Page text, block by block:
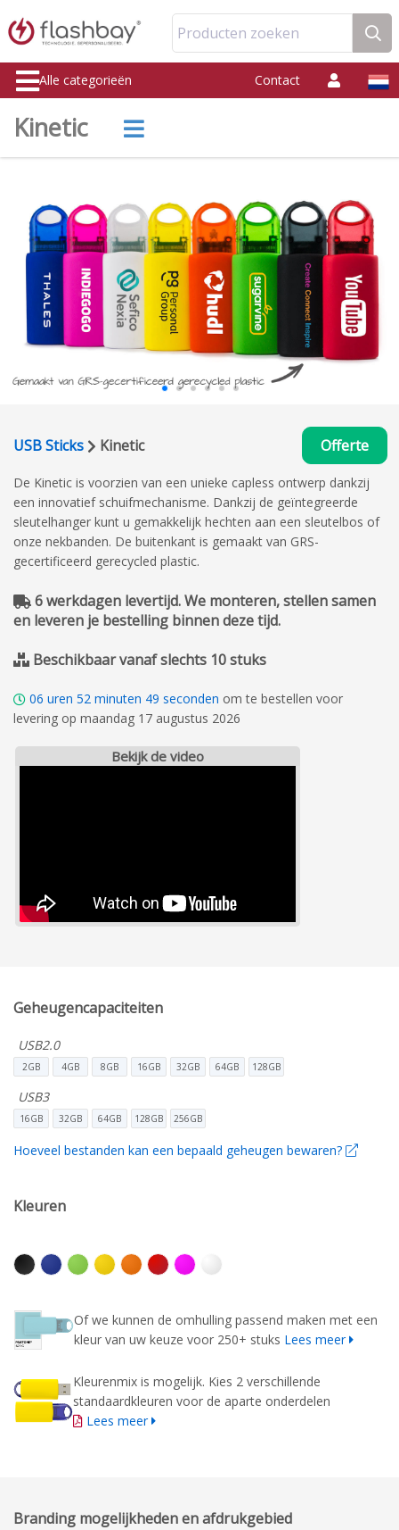
Producten zoeken
Alle categorieën Contact
Kinetic
USB Sticks Kinetic Offerte
De Kinetic is voorzien van een unieke capless ontwerp dankzij
een innovatief schuifmechanisme. Dankzij de geïntegreerde
sleutelhanger kunt u gemakkelijk hechten aan een sleutelbos of
onze nekbanden. De buitenkant is gemaakt van GRS-
gecertificeerd gerecycled plastic.
6 werkdagen levertijd. We monteren, stellen samen
en leveren je bestelling binnen deze tijd.
Beschikbaar vanaf slechts 10 stuks
06 uren 52 minuten 48 seconden om te bestellen voor
levering op maandag 17 augustus 2026
Bekijk de video
Geheugencapaciteiten
USB2.0
2GB 4GB 8GB 16GB 32GB 64GB 128GB
USB3
16GB 32GB 64GB 128GB 256GB
Hoeveel bestanden kan een bepaald geheugen bewaren?
Kleuren
Of we kunnen de omhulling passend maken met een
kleur van uw keuze voor 250+ stuks Lees meer
Kleurenmix is mogelijk. Kies 2 verschillende
standaardkleuren voor de aparte onderdelen
Lees meer
Branding mogelijkheden en afdrukgebied